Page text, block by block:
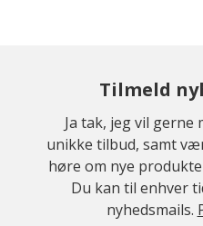
Tilmeld
Ja tak, jeg vil gerne
unikke tilbud, samt
høre om nye
Du kan til enhver
nyhedsmails.